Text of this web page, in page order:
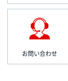
お問い合わせ